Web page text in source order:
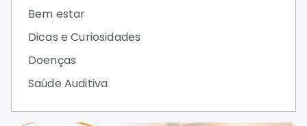
Bem estar
Dicas e Curiosidades
Doenças
Saúde Auditiva